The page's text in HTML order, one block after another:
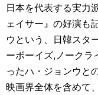
日本を代表する実力
ェイサー』の好演も
ウという、日韓スタ
ーボーイズ,ノークラ
ったハ・ジョンウと
映画界全体を含めて